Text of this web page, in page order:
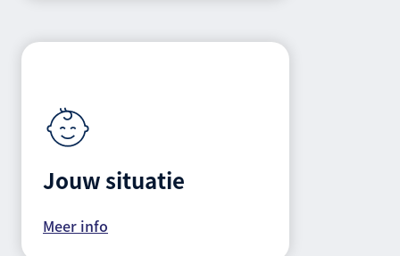
Jouw situatie
Meer info